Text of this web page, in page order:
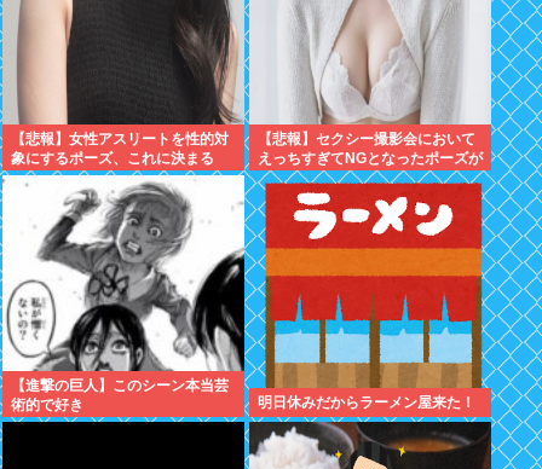
【悲報】女性アスリートを性的対
象にするポーズ、これに決まる
【悲報】セクシー撮影会において
えっちすぎてNGとなったポーズが
こちらwww
【進撃の巨人】このシーン本当芸
術的で好き
明日休みだからラーメン屋来た！